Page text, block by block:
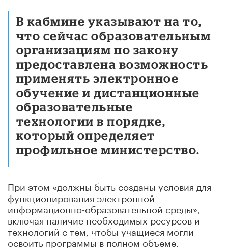
В кабмине указывают на то,
что сейчас образовательным
организациям по закону
предоставлена возможность
применять электронное
обучение и дистанционные
образовательные
технологии в порядке,
который определяет
профильное министерство.
При этом «должны быть созданы условия для
функционирования электронной
информационно-образовательной среды»,
включая наличие необходимых ресурсов и
технологий с тем, чтобы учащиеся могли
освоить программы в полном объеме.